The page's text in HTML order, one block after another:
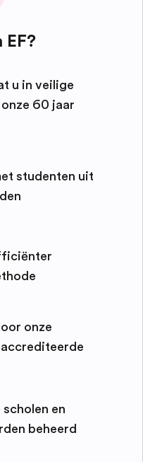
EF?
u in veilige
60 jaar
studenten uit
onze
en
beheerd